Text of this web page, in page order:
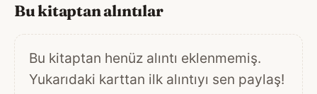
Bu kitaptan alıntılar
Bu kitaptan henüz alıntı eklenmemiş.
Yukarıdaki karttan ilk alıntıyı sen paylaş!